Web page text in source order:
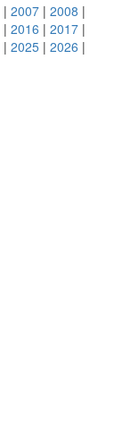
| 2007 | 2008 |
| 2016 | 2017 |
| 2025 | 2026 |